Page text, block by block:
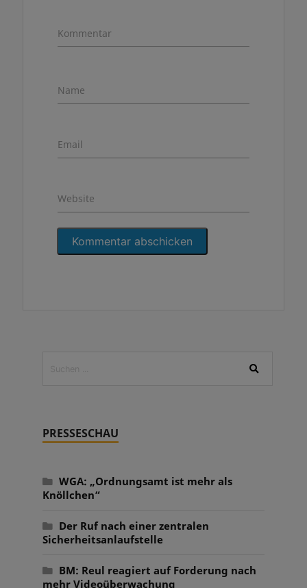
Kommentar
Name
Email
Website
PRESSESCHAU
WGA: „Ordnungsamt ist mehr als
Knöllchen“
Der Ruf nach einer zentralen
Sicherheitsanlaufstelle
BM: Reul reagiert auf Forderung nach
mehr Videoüberwachung